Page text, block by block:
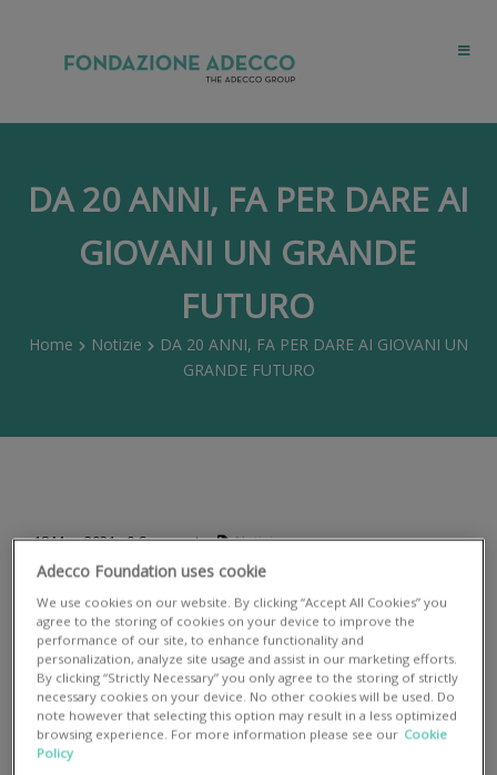
DA 20 ANNI, FA PER DARE AI
GIOVANI UN GRANDE
FUTURO
Home Notizie
DA 20 ANNI, FA PER DARE AI GIOVANI UN
GRANDE FUTURO
18Mag2021 0Comments Notizie
L’Italia detiene il primato europeo per il numero diNEET, i giovani
che non studiano, non lavorano e non stanno frequentando dei
percorsi formativi. Un fenomeno che conta due milioni di persone e
su cui Fondazione Adecco interviene attivamente, tramite progetti
dedicati per rendere nuovamente questi giovani protagonisti delle
proprie vite e del proprio futuro.
Adecco Foundation uses cookie
We use cookies on our website. By clicking “Accept All Cookies” you
agree to the storing of cookies on your device to improve the
performance of our site, to enhance functionality and
personalization, analyze site usage and assist in our marketing efforts.
By clicking “Strictly Necessary” you only agree to the storing of strictly
necessary cookies on your device. No other cookies will be used. Do
note however that selecting this option may result in a less optimized
browsing experience. For more information please see our Cookie
Policy